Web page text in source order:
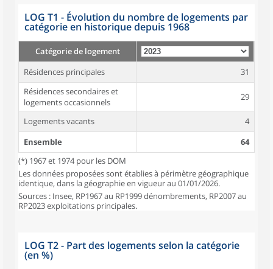
LOG T1 - Évolution du nombre de logements par
catégorie en historique depuis 1968
Catégorie de logement
Résidences principales
31
Résidences secondaires et
logements occasionnels
29
Logements vacants
4
Ensemble
64
(*) 1967 et 1974 pour les DOM
Les données proposées sont établies à périmètre géographique
identique, dans la géographie en vigueur au 01/01/2026.
Sources : Insee, RP1967 au RP1999 dénombrements, RP2007 au
RP2023 exploitations principales.
LOG T2 - Part des logements selon la catégorie
(en %)